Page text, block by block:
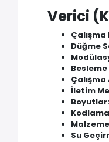
Verici
Çalışma
Düğme
Besleme
Çalışma
İletim
Boyutlar:
Su